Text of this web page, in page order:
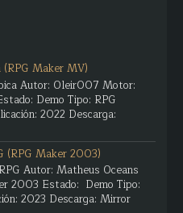
(RPG Maker MV)
Autor: Oleir007 Motor:
Demo Tipo: RPG
2022 Descarga:
(RPG Maker 2003)
Autor: Matheus Oceans
2003 Estado: Demo Tipo:
2023 Descarga: Mirror